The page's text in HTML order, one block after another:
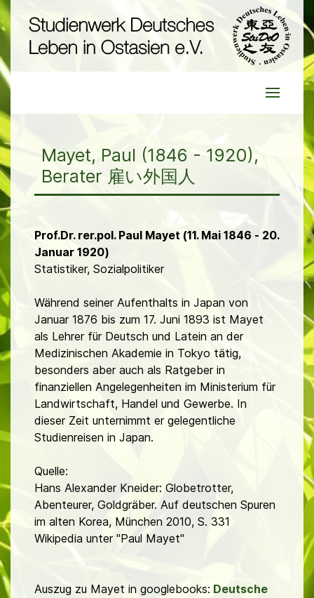
Mayet, Paul (1846 - 1920),
Berater 雇い外国人
Prof.Dr. rer.pol. Paul Mayet (11. Mai 1846 - 20.
Januar 1920)
Statistiker, Sozialpolitiker
Während seiner Aufenthalts in Japan von
Januar 1876 bis zum 17. Juni 1893 ist Mayet
als Lehrer für Deutsch und Latein an der
Medizinischen Akademie in Tokyo tätig,
besonders aber auch als Ratgeber in
finanziellen Angelegenheiten im Ministerium für
Landwirtschaft, Handel und Gewerbe. In
dieser Zeit unternimmt er gelegentliche
Studienreisen in Japan.
Quelle:
Hans Alexander Kneider: Globetrotter,
Abenteurer, Goldgräber. Auf deutschen Spuren
im alten Korea, München 2010, S. 331
Wikipedia unter "Paul Mayet"
Auszug zu Mayet in googlebooks: Deutsche